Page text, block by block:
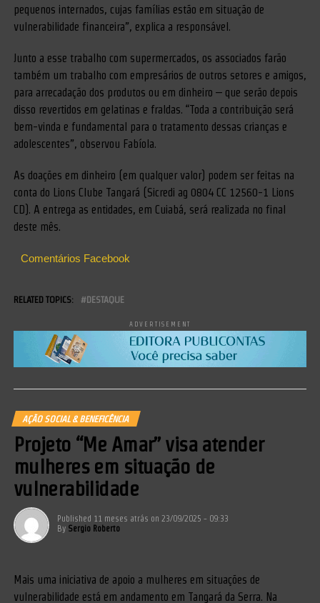
pequenos internados, cujas famílias estão em situação de
vulnerabilidade financeira”, explica a responsável.
Junto a esse trabalho com supermercados, os associados farão
também um trabalho com empresários de outros setores e amigos,
para arrecadação dos produtos ou em dinheiro – que serão depois
disso revertidos em gelatinas e fraldas. “Toda a contribuição será
bem-vinda e fundamental para o tratamento dessas crianças e
adolescentes”, observou Fabíola.
As doações em dinheiro (em qualquer valor) podem ser feitas na
conta do Lions Clube Tangará (Sicredi ag 0804 CC 12560-1 Lions
CD). A entrega as entidades, em Cuiabá, será realizada no final
deste mês.
Comentários Facebook
RELATED TOPICS: DESTAQUE
ADVERTISEMENT
AÇÃO SOCIAL & BENEFICÊNCIA
Projeto “Me Amar” visa atender
mulheres em situação de
vulnerabilidade
Published 11 meses atrás on 23/09/2025 - 09:33
By Sergio Roberto
Mais uma iniciativa de apoio a mulheres em situações de
vulnerabilidade está em andamento em Tangará da Serra. Na